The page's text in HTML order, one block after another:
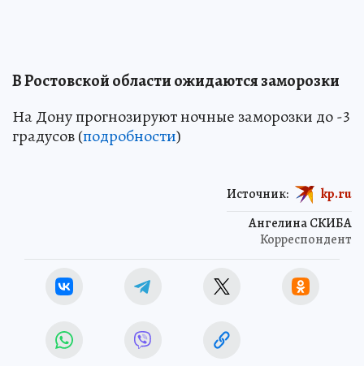
В Ростовской области ожидаются заморозки
На Дону прогнозируют ночные заморозки до -3
градусов (подробности)
Ангелина СКИБА
Корреспондент
Источник: kp.ru